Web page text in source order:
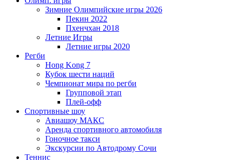
Зимние Олимпийские игры 2026
Пекин 2022
Пхенчхан 2018
Летние Игры
Летние игры 2020
Регби
Hong Kong 7
Кубок шести наций
Чемпионат мира по регби
Групповой этап
Плей-офф
Спортивные шоу
Авиашоу МАКС
Аренда спортивного автомобиля
Гоночное такси
Экскурсии по Автодрому Сочи
Теннис